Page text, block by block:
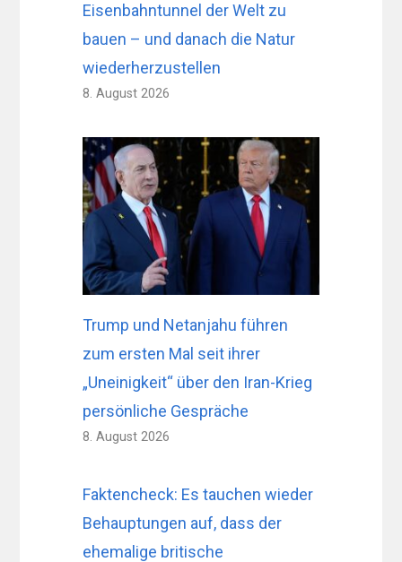
Eisenbahntunnel der Welt zu
bauen – und danach die Natur
wiederherzustellen
8. August 2026
Trump und Netanjahu führen
zum ersten Mal seit ihrer
„Uneinigkeit“ über den Iran-Krieg
persönliche Gespräche
8. August 2026
Faktencheck: Es tauchen wieder
Behauptungen auf, dass der
ehemalige britische